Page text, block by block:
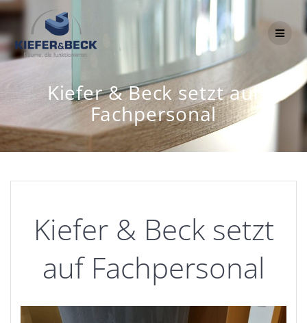
Zum
springen
Kiefer & Beck setzt auf
Fachpersonal
Kiefer & Beck setzt
auf Fachpersonal